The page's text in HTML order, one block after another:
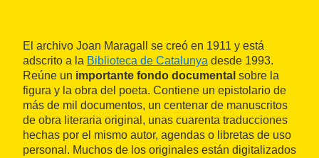
El archivo Joan Maragall se creó en 1911 y está
adscrito a la Biblioteca de Catalunya desde 1993.
Reúne un importante fondo documental sobre la
figura y la obra del poeta. Contiene un epistolario de
más de mil documentos, un centenar de manuscritos
de obra literaria original, unas cuarenta traducciones
hechas por el mismo autor, agendas o libretas de uso
personal. Muchos de los originales están digitalizados